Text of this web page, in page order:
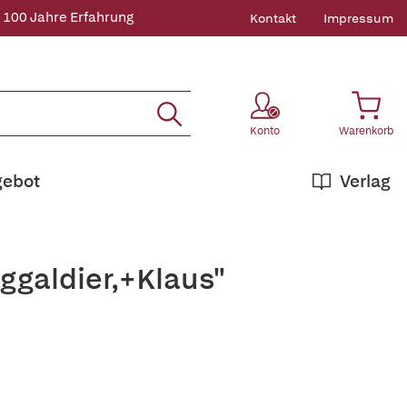
100 Jahre Erfahrung Kontakt Impressum
Konto Warenkorb
Verlag